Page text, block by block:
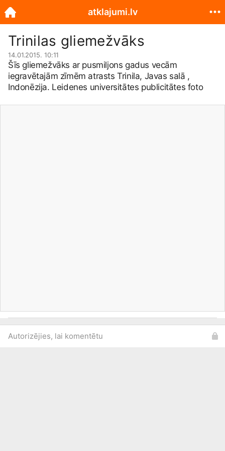
Trinilas gliemežvāks
14.01.2015. 10:11
Šīs gliemežvāks ar pusmiljons gadus vecām
iegravētajām zīmēm atrasts Trinila, Javas salā ,
Indonēzija. Leidenes universitātes publicitātes foto
Autorizējies, lai komentētu
atklajumi.lv